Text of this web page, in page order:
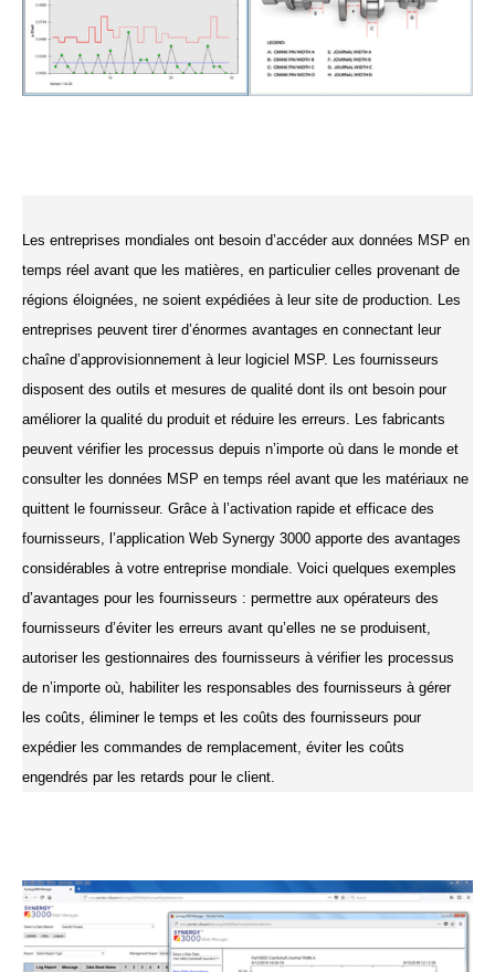
Les entreprises mondiales ont besoin d’accéder aux données MSP en
temps réel avant que les matières, en particulier celles provenant de
régions éloignées, ne soient expédiées à leur site de production. Les
entreprises peuvent tirer d’énormes avantages en connectant leur
chaîne d’approvisionnement à leur logiciel MSP. Les fournisseurs
disposent des outils et mesures de qualité dont ils ont besoin pour
améliorer la qualité du produit et réduire les erreurs. Les fabricants
peuvent vérifier les processus depuis n’importe où dans le monde et
consulter les données MSP en temps réel avant que les matériaux ne
quittent le fournisseur. Grâce à l’activation rapide et efficace des
fournisseurs, l’application Web Synergy 3000 apporte des avantages
considérables à votre entreprise mondiale. Voici quelques exemples
d’avantages pour les fournisseurs : permettre aux opérateurs des
fournisseurs d’éviter les erreurs avant qu’elles ne se produisent,
autoriser les gestionnaires des fournisseurs à vérifier les processus
de n’importe où, habiliter les responsables des fournisseurs à gérer
les coûts, éliminer le temps et les coûts des fournisseurs pour
expédier les commandes de remplacement, éviter les coûts
engendrés par les retards pour le client.